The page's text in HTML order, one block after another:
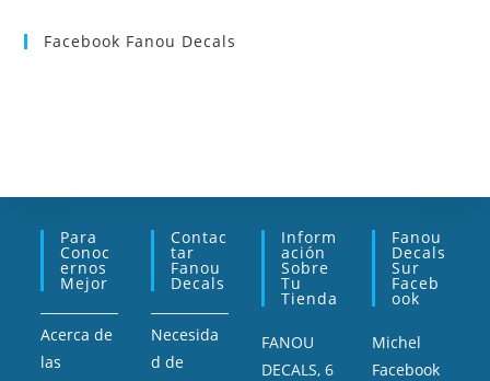
Facebook Fanou Decals
Para
Conoc
Ernos
Mejor
Acerca de
las
Contac
Tar
Fanou
Decals
Necesida
d de
Inform
Ación
Sobre
Tu
Tienda
FANOU
DECALS, 6
Fanou
Decals
Sur
Faceb
Ook
Michel
Facebook